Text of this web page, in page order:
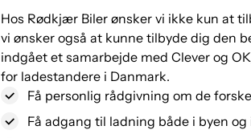
Hos Rødkjær Biler ønsker vi ikke kun at
vi ønsker også at kunne tilbyde dig den
indgået et samarbejde med Clever og
for ladestandere i Danmark.
Få personlig rådgivning om de
Få adgang til ladning både i byen